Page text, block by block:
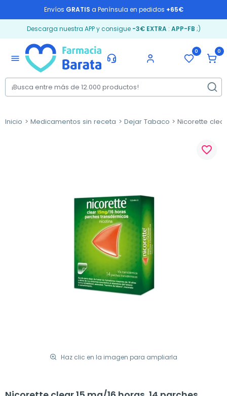
Envíos GRATIS a Península en pedidos +65€
Descarga nuestra APP y consigue -3€ EXTRA: APP-FB ;)
menu
0 0
Inicio Medicamentos sin receta Dejar Tabaco Nicorette
Haz clic en la imagen para ampliarla
favorite_border